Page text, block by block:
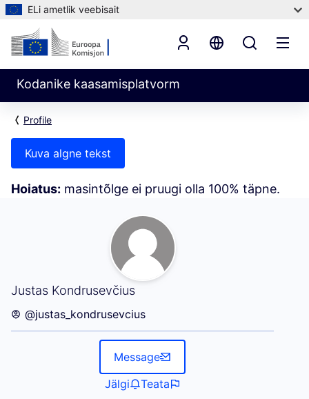
ELi ametlik veebisait
Kodanike kaasamisplatvorm
Profile
Kuva algne tekst
Hoiatus: masintõlge ei pruugi olla 100% täpne.
Justas Kondrusevčius
Tegevus (Justas Kondrusevčius)
@justas_kondrusevcius
Message
Jälgi
Teata